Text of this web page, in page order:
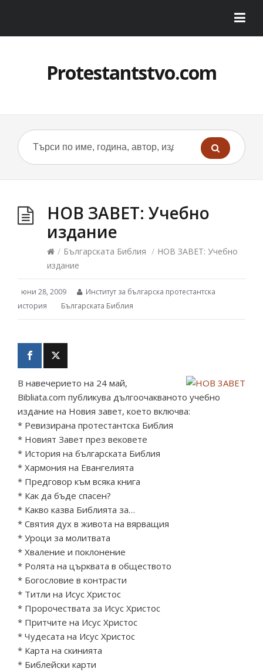
Protestantstvo.com
НОВ ЗАВЕТ: Учебно
издание
/ Българската Библия / НОВ ЗАВЕТ: Учебно
издание
юни 28, 2009
Институт за българска протестантска
история
Българската Библия
В навечерието на 24 май,
Bibliata.com публикува дългоочакваното учебно
издание на Новия завет, което включва:
* Ревизирана протестантска Библия
* Новият Завет през вековете
* История на българската Библия
* Хармония на Евангелията
* Предговор към всяка книга
* Как да бъде спасен?
* Какво казва Библията за…
* Святия дух в живота на вярващия
* Уроци за молитвата
* Хваление и поклонение
* Ролята на църквата в обществото
* Богословие в контрасти
* Титли на Исус Христос
* Пророчествата за Исус Христос
* Притчите на Исус Христос
* Чудесата на Исус Христос
* Карта на скинията
* Библейски карти